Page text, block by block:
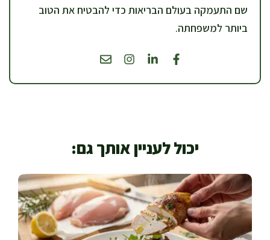
שם התעמקה בעולם הבריאות כדי להבטיח את הטוב
ביותר למשפחתה.
יכול לעניין אותך גם: